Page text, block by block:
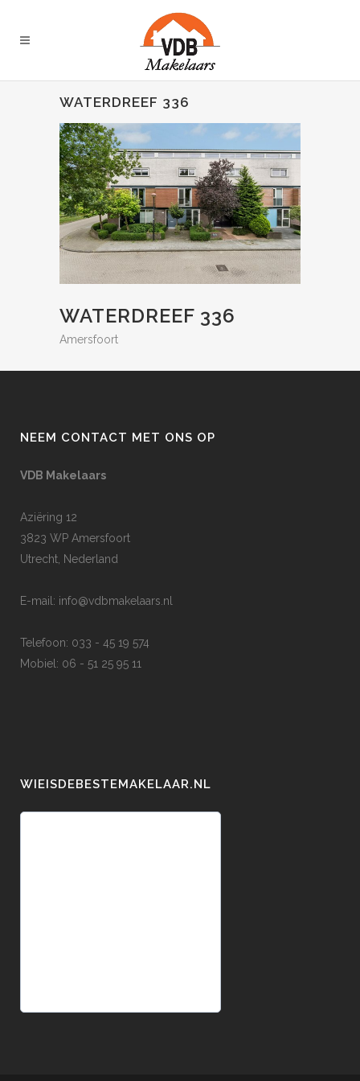
WATERDREEF 336
WATERDREEF 336
Amersfoort
NEEM CONTACT MET ONS OP
VDB Makelaars
Aziëring 12
3823 WP Amersfoort
Utrecht, Nederland
E-mail: info@vdbmakelaars.nl
Telefoon: 033 - 45 19 574
Mobiel: 06 - 51 25 95 11
WIEISDEBESTEMAKELAAR.NL